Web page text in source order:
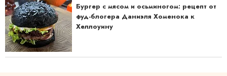
Бургер с мясом и осьминогом: рецепт от
фуд-блогера Даниэля Хоменока к
Хеллоуину